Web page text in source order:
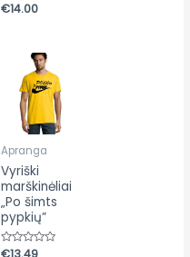
Įvertinimas:
0
€14.00
Apranga
Vyriški
marškinėliai
„Po šimts
pypkių”
Įvertinimas: